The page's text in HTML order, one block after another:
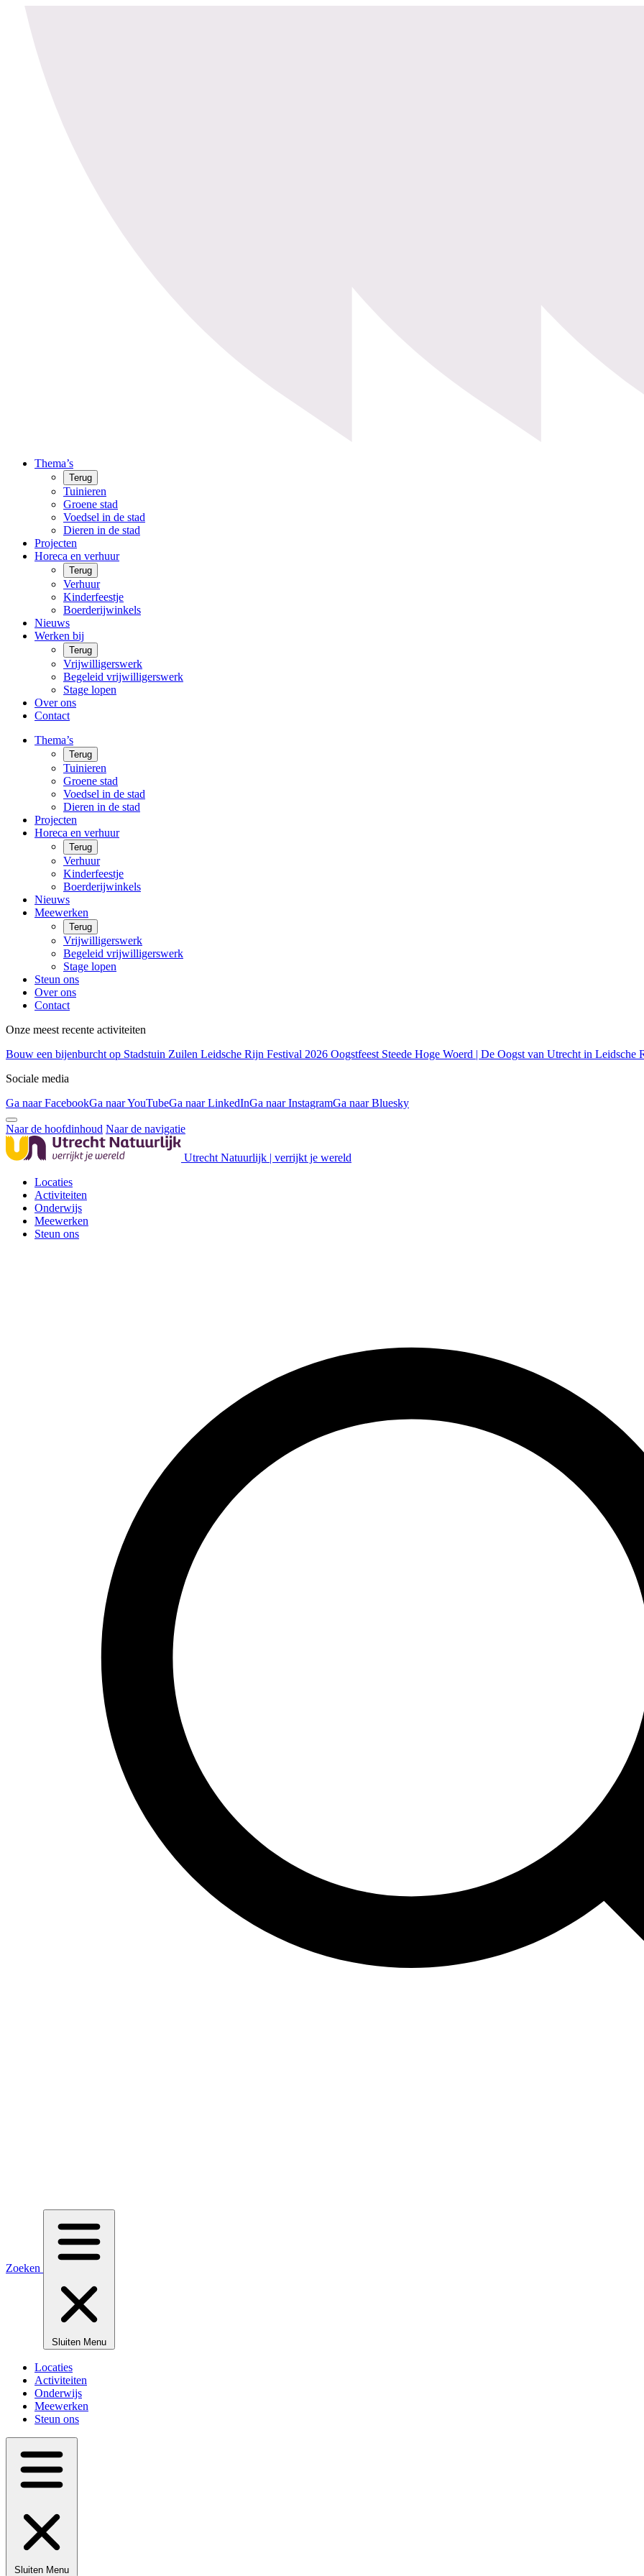
Thema’s
Terug
Tuinieren
Groene stad
Voedsel in de stad
Dieren in de stad
Projecten
Horeca en verhuur
Terug
Verhuur
Kinderfeestje
Boerderijwinkels
Nieuws
Werken bij
Terug
Vrijwilligerswerk
Begeleid vrijwilligerswerk
Stage lopen
Over ons
Contact
Thema’s
Terug
Tuinieren
Groene stad
Voedsel in de stad
Dieren in de stad
Projecten
Horeca en verhuur
Terug
Verhuur
Kinderfeestje
Boerderijwinkels
Nieuws
Meewerken
Terug
Vrijwilligerswerk
Begeleid vrijwilligerswerk
Stage lopen
Steun ons
Over ons
Contact
Onze meest recente activiteiten
Bouw een bijenburcht op Stadstuin Zuilen Leidsche Rijn Festival 2026 Oogstfeest Steede Hoge Woerd | De Oogst van Utrecht in Leidsche
Sociale media
Ga naar FacebookGa naar YouTubeGa naar LinkedInGa naar InstagramGa naar Bluesky
Naar de hoofdinhoud Naar de navigatie
Utrecht Natuurlijk | verrijkt je wereld
Locaties
Activiteiten
Onderwijs
Meewerken
Steun ons
Zoeken
Sluiten Menu
Locaties
Activiteiten
Onderwijs
Meewerken
Steun ons
Sluiten Menu